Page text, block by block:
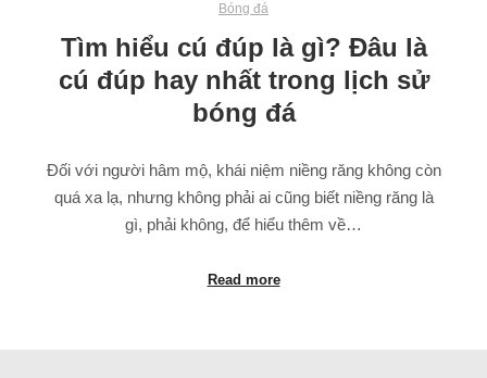
Bóng đá
Tìm hiểu cú đúp là gì? Đâu là
cú đúp hay nhất trong lịch sử
bóng đá
Đối với người hâm mộ, khái niệm niềng răng không còn
quá xa lạ, nhưng không phải ai cũng biết niềng răng là
gì, phải không, để hiểu thêm về…
Read more